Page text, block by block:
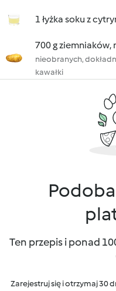
1 łyżka soku z
700 g ziemniaków,
nieobranych,
kawałki
Ten przepis i ponad
Zarejestruj się i otrzymaj 30